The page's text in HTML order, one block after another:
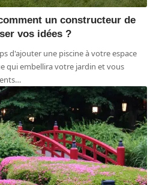
un constructeur de
vos idées ?
d'ajouter une piscine à votre espace
qui embellira votre jardin et vous
…